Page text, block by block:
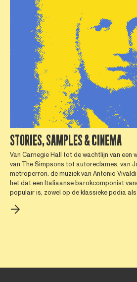
STORIES, SAMPLES & CINEMA
Van Carnegie Hall tot de wachtlijn van een
van The Simpsons tot autoreclames, van
metroperron: de muziek van Antonio
het dat een Italiaanse barokcomponist
populair is, zowel op de klassieke podia